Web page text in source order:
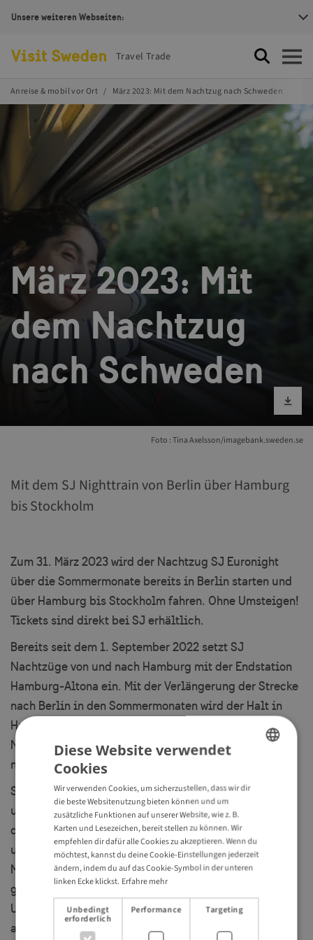
Unsere weiteren Webseiten:
Visit Sweden Logotype
Travel Trade Suche Öffnen
Anreise & mobil vor Ort März 2023: Mit dem Nachtzug nach Schweden
Foto : Tina Axelsson/imagebank.sweden.se
Bild
März 2023: Mit
dem Nachtzug
nach Schweden
Mit dem SJ Nighttrain von Berlin über Hamburg
bis Stockholm
Zum 31. März 2023 wird der Nachtzug SJ Euronight
über die Sommermonate bereits in Berlin starten und
über Hamburg bis Stockholm fahren. Ohne Umsteigen!
Tickets sind direkt bei SJ erhältlich.
Bereits seit dem 1. September 2022 setzt SJ
Nachtzüge von und nach Hamburg mit der Endstation
Hamburg-Altona ein. Mit der Verlängerung der Strecke
nach Berlin in den Sommermonaten wird der Halt in
Hamburg an den Hamburger Hauptbahnhof verlegt.
Neben SJ gibt es noch weitere Optionen für Zugreisen
nach und in Schweden.
Schwedenurlauber erfreuen sich an dieser
umweltfreundlichen und entschleunigenden Variante
des Reisens. Eine Sensibilisierung für
umweltfreundliches Reisen ist deutlich in den
Marktforschungen zu sehen: Drei von fünf Befragten
gaben in einer Umfrage an, dass sich der Aspekt des
Umweltschutzes auf die Wahl des Urlaubsortes
auswirkt. Diesen Trend bildet auch die Umfrage
GERMAN
Diese Website verwendet
Cookies
Wir verwenden Cookies, um sicherzustellen, dass wir dir
die beste Websitenutzung bieten können und um
zusätzliche Funktionen auf unserer Website, wie z. B.
Karten und Lesezeichen, bereit stellen zu können. Wir
empfehlen dir dafür alle Cookies zu akzeptieren. Wenn du
möchtest, kannst du deine Cookie-Einstellungen jederzeit
ändern, indem du auf das Cookie-Symbol in der unteren
linken Ecke klickst. Erfahre mehr
Unbedingt
erforderlich
Performance Targeting